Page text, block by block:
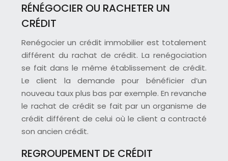
RÉNÉGOCIER OU RACHETER UN
CRÉDIT
Renégocier un crédit immobilier est totalement
différent du rachat de crédit. La renégociation
se fait dans le même établissement de crédit.
Le client la demande pour bénéficier d’un
nouveau taux plus bas par exemple. En revanche
le rachat de crédit se fait par un organisme de
crédit différent de celui où le client a contracté
son ancien crédit.
REGROUPEMENT DE CRÉDIT